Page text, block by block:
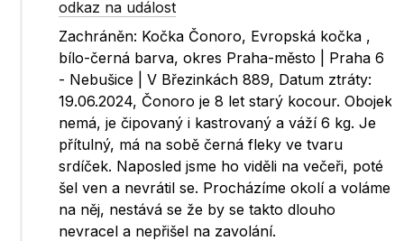
odkaz na událost
Zachráněn: Kočka Čonoro, Evropská kočka ,
bílo-černá barva, okres Praha-město | Praha 6
- Nebušice | V Březinkách 889, Datum ztráty:
19.06.2024, Čonoro je 8 let starý kocour. Obojek
nemá, je čipovaný i kastrovaný a váží 6 kg. Je
přítulný, má na sobě černá fleky ve tvaru
srdíček. Naposled jsme ho viděli na večeři, poté
šel ven a nevrátil se. Procházíme okolí a voláme
na něj, nestává se že by se takto dlouho
nevracel a nepřišel na zavolání.